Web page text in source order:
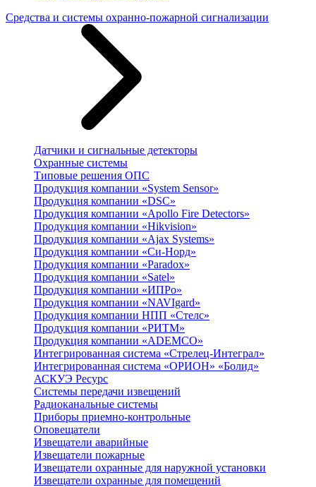
Средства и системы охранно-пожарной сигнализации
Датчики и сигнальные детекторы
Охранные системы
Типовые решения ОПС
Продукция компании «System Sensor»
Продукция компании «DSC»
Продукция компании «Apollo Fire Detectors»
Продукция компании «Hikvision»
Продукция компании «Ajax Systems»
Продукция компании «Си-Норд»
Продукция компании «Paradox»
Продукция компании «Satel»
Продукция компании «ИПРо»
Продукция компании «NAVIgard»
Продукция компании НПП «Стелс»
Продукция компании «РИТМ»
Продукция компании «ADEMCO»
Интегрированная система «Стрелец-Интеграл»
Интегрированная система «ОРИОН» «Болид»
АСКУЭ Ресурс
Системы передачи извещений
Радиоканальные системы
Приборы приемно-контрольные
Оповещатели
Извещатели аварийные
Извещатели пожарные
Извещатели охранные для наружной установки
Извещатели охранные для помещений